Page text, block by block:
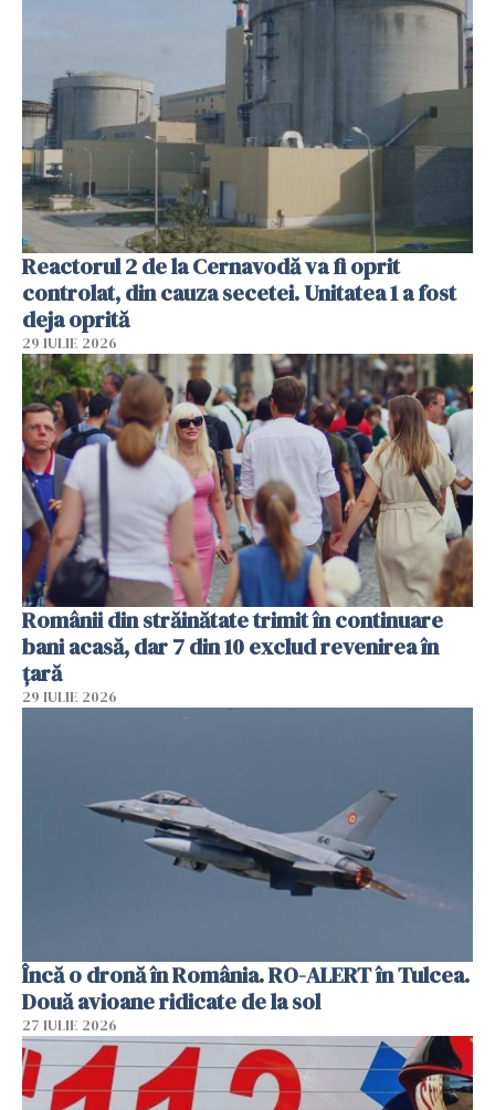
Reactorul 2 de la Cernavodă va fi oprit
controlat, din cauza secetei. Unitatea 1 a fost
deja oprită
29 IULIE 2026
Românii din străinătate trimit în continuare
bani acasă, dar 7 din 10 exclud revenirea în
țară
29 IULIE 2026
Încă o dronă în România. RO-ALERT în Tulcea.
Două avioane ridicate de la sol
27 IULIE 2026